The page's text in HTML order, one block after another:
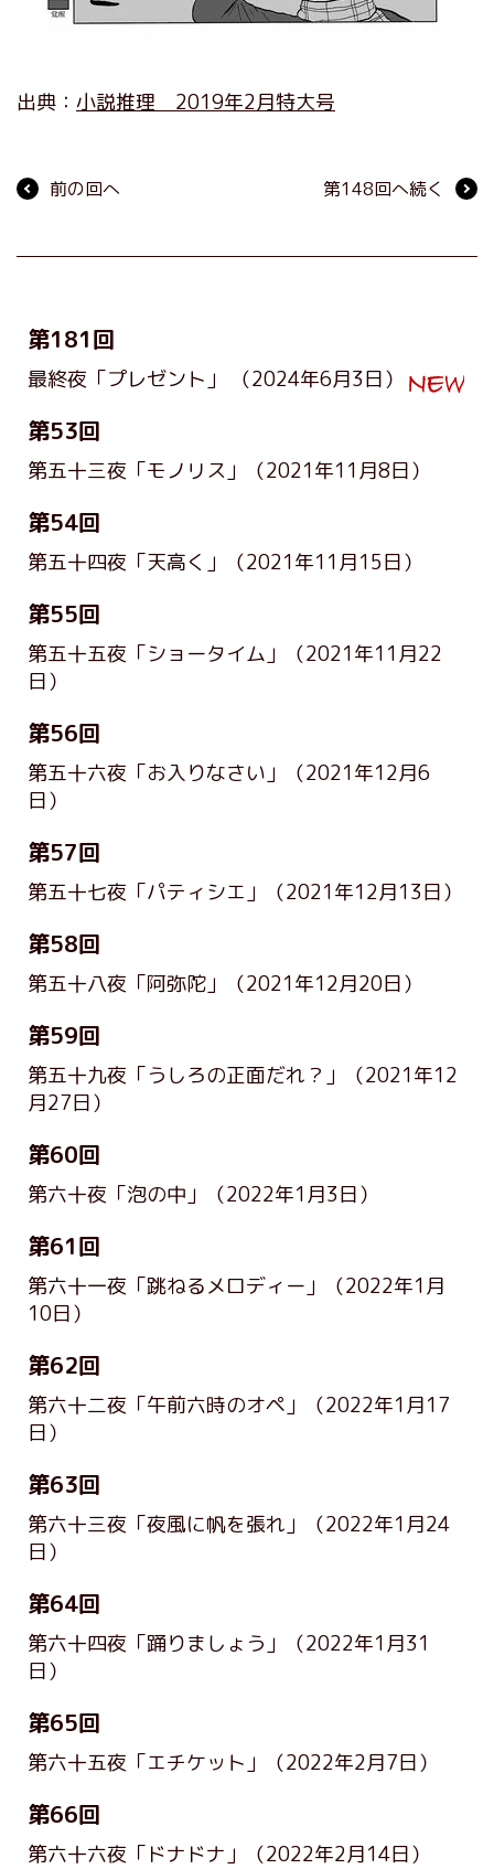
出典： 小説推理 2019年2月特大号
前の回へ 第148回へ続く
第181回
最終夜「プレゼント」 （2024年6月3日）
第53回
第五十三夜「モノリス」 （2021年11月8日）
第54回
第五十四夜「天高く」 （2021年11月15日）
第55回
第五十五夜「ショータイム」
（2021年11月22
日）
第56回
第五十六夜「お入りなさい」
（2021年12月6
日）
第57回
第五十七夜「パティシエ」 （2021年12月13日）
第58回
第五十八夜「阿弥陀」 （2021年12月20日）
第59回
第五十九夜「うしろの正面だれ？」
（2021年12
月27日）
第60回
第六十夜「泡の中」 （2022年1月3日）
第61回
第六十一夜「跳ねるメロディー」
（2022年1月
10日）
第62回
第六十二夜「午前六時のオペ」
（2022年1月17
日）
第63回
第六十三夜「夜風に帆を張れ」
（2022年1月24
日）
第64回
第六十四夜「踊りましょう」
（2022年1月31
日）
第65回
第六十五夜「エチケット」 （2022年2月7日）
第66回
第六十六夜「ドナドナ」 （2022年2月14日）